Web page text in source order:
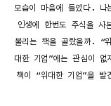
모습이 마음에 들었다. 나
인생에 한번도 주식을
불리는 책을 골랐을까. “
대한 기업”에는 관심이
책이 “위대한 기업”을 발